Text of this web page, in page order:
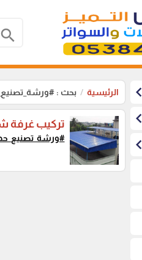
search
chevron_left
chevron_left
chevron_left
الرئيسية بحث :
تركيب غرفة